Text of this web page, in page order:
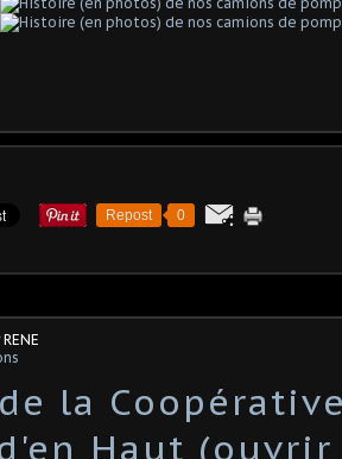
Repost 0
la
Haut